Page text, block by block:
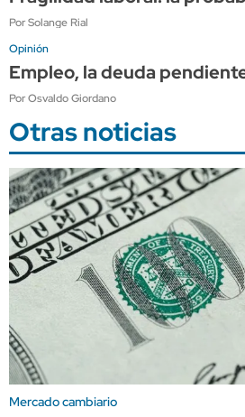
Por Solange Rial
Opinión
Empleo, la deuda
Por Osvaldo Giordano
Otras noticias
Mercado cambiario